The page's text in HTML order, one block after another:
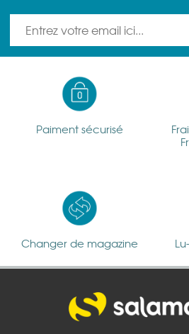
Paiment sécurisé
Changer de magazine